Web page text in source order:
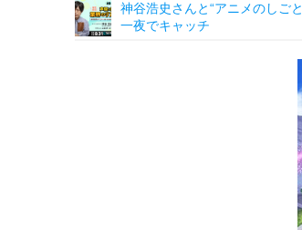
神谷浩史さんと“アニメのしご
一夜でキャッチ